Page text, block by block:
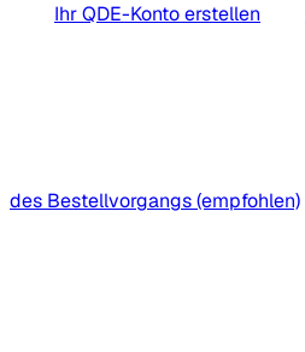
Ihr QDE-Konto erstellen
des Bestellvorgangs (empfohlen)